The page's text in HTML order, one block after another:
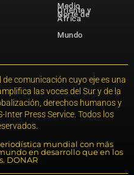
Medio
Oriente y
Norte de
África
Mundo
comunicación cuyo eje es una
las voces del Sur y de la
derechos humanos y
Press Service. Todos los
mundial con más
en desarrollo que en los
DONAR